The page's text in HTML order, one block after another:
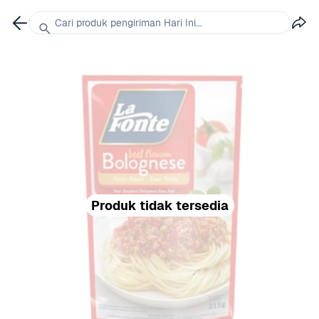
Produk tidak tersedia
Cari produk pengiriman Hari Ini...